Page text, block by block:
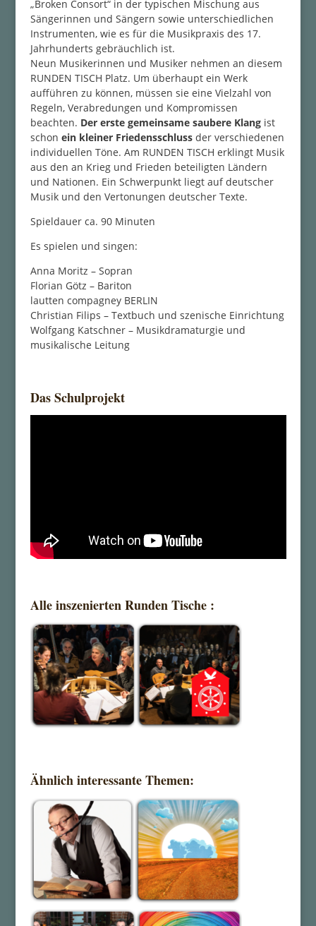
„Broken Consort“ in der typischen Mischung aus
Sängerinnen und Sängern sowie unterschiedlichen
Instrumenten, wie es für die Musikpraxis des 17.
Jahrhunderts gebräuchlich ist.
Neun Musikerinnen und Musiker nehmen an diesem
RUNDEN TISCH Platz. Um überhaupt ein Werk
aufführen zu können, müssen sie eine Vielzahl von
Regeln, Verabredungen und Kompromissen
beachten. Der erste gemeinsame saubere Klang ist
schon ein kleiner Friedensschlussder verschiedenen
individuellen Töne. Am RUNDEN TISCH erklingt Musik
aus den an Krieg und Frieden beteiligten Ländern
und Nationen. Ein Schwerpunkt liegt auf deutscher
Musik und den Vertonungen deutscher Texte.
Spieldauer ca. 90 Minuten
Es spielen und singen:
Anna Moritz – Sopran
Florian Götz – Bariton
lautten compagney BERLIN
Christian Filips – Textbuch und szenische Einrichtung
Wolfgang Katschner – Musikdramaturgie und
musikalische Leitung
Das Schulprojekt
Alle inszenierten Runden Tische :
Ähnlich interessante Themen: